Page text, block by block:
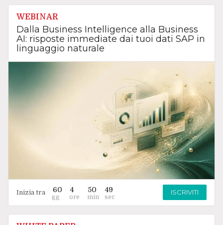
WEBINAR
Dalla Business Intelligence alla Business
AI: risposte immediate dai tuoi dati SAP in
linguaggio naturale
Inizia tra 60 4 50 49 ISCRIVITI